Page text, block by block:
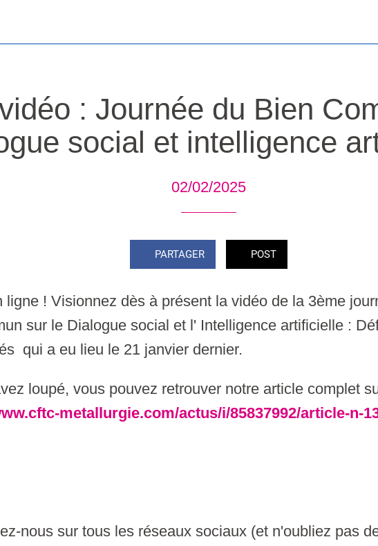
: Journée du Bien
social et intelligence
02/02/2025
PARTAGER POST
ligne ! Visionnez dès à présent la vidéo de la 3ème
sur le Dialogue social et l' Intelligence artificielle :
qui a eu lieu le 21 janvier dernier.
loupé, vous pouvez retrouver notre article complet
metallurgie.com/actus/i/85837992/article-n-
nous sur tous les réseaux sociaux (et n'oubliez pas